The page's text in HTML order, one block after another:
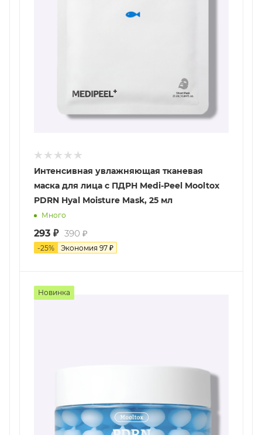
Интенсивная увлажняющая тканевая
маска для лица с ПДРН Medi-Peel Mooltox
PDRN Hyal Moisture Mask, 25 мл
Много
293 ₽ 390 ₽
-25% Экономия 97 ₽
Новинка